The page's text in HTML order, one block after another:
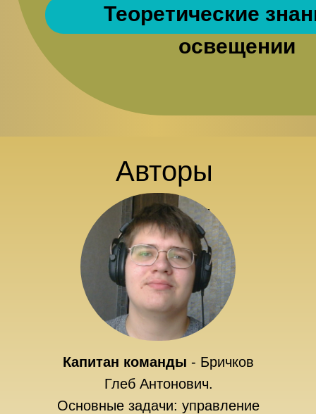
Теоретические
освещении
Авторы
работы
Капитан команды - Бричков
Глеб Антонович.
Основные задачи: управление